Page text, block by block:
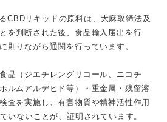
CBDリキッドの原料は、大麻取締法及
を判断された後、食品輸入届出を行
則りながら通関を行っています。
品（ジエチレングリコール、ニコチ
ルムアルデヒド等）・重金属・残留溶
査を実施し、有害物質や精神活性作用
いないことが、証明されています。